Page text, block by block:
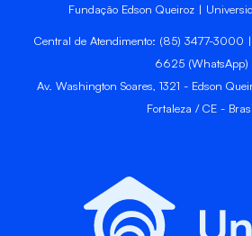
Fundação Edson Queiroz |
Central de Atendimento: (85) 3477-
6625 (WhatsApp)
Av. Washington Soares, 1321 - Edson
Fortaleza / CE -